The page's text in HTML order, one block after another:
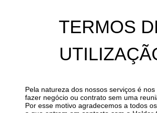
TERMOS
Pela natureza dos nossos serviços é
fazer negócio ou contrato sem uma
Por esse motivo agradecemos a todos